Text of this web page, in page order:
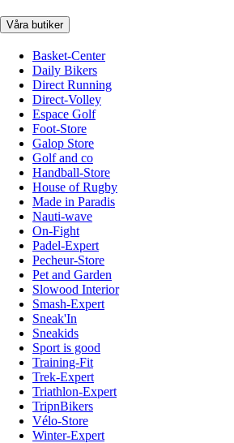
Våra butiker
Basket-Center
Daily Bikers
Direct Running
Direct-Volley
Espace Golf
Foot-Store
Galop Store
Golf and co
Handball-Store
House of Rugby
Made in Paradis
Nauti-wave
On-Fight
Padel-Expert
Pecheur-Store
Pet and Garden
Slowood Interior
Smash-Expert
Sneak'In
Sneakids
Sport is good
Training-Fit
Trek-Expert
Triathlon-Expert
TripnBikers
Vélo-Store
Winter-Expert